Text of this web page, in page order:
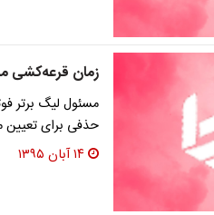
زمان
مسئول لیگ برتر
حذفی برای تعیین
۱۴ آبان ۱۳۹۵